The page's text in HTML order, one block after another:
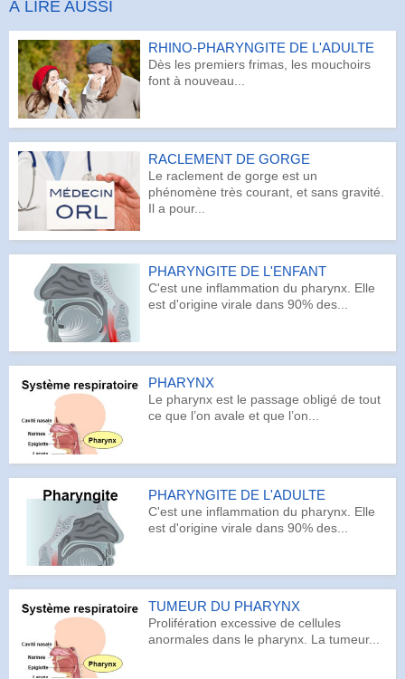
À LIRE AUSSI
RHINO-PHARYNGITE DE L'ADULTE
Dès les premiers frimas, les mouchoirs
font à nouveau...
RACLEMENT DE GORGE
Le raclement de gorge est un
phénomène très courant, et sans gravité.
Il a pour...
PHARYNGITE DE L'ENFANT
C'est une inflammation du pharynx. Elle
est d'origine virale dans 90% des...
PHARYNX
Le pharynx est le passage obligé de tout
ce que l’on avale et que l’on...
PHARYNGITE DE L'ADULTE
C'est une inflammation du pharynx. Elle
est d'origine virale dans 90% des...
TUMEUR DU PHARYNX
Prolifération excessive de cellules
anormales dans le pharynx. La tumeur...